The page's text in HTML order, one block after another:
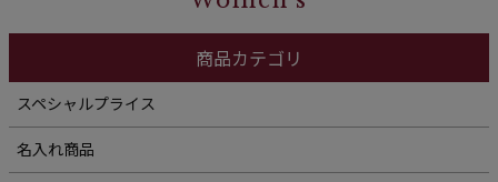
商品カテゴリ
スペシャルプライス
名入れ商品